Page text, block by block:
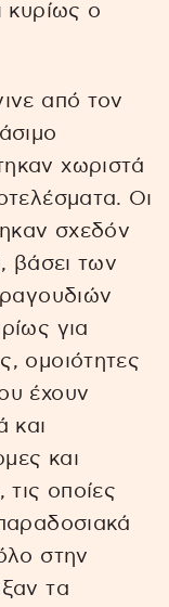
κυρίως ο
από τον
χωριστά
Οι
σχεδόν
βάσει των
για
ομοιότητες
έχουν
και
και
τις οποίες
στην
τα